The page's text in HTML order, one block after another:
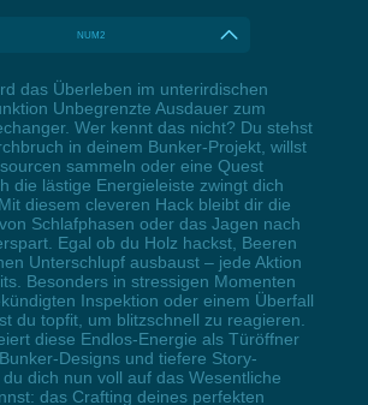
NUM2
das Überleben im unterirdischen
Unbegrenzte Ausdauer zum
Wer kennt das nicht? Du stehst
in deinem Bunker-Projekt, willst
sammeln oder eine Quest
die lästige Energieleiste zwingt dich
diesem cleveren Hack bleibt dir die
Schlafphasen oder das Jagen nach
Egal ob du Holz hackst, Beeren
Unterschlupf ausbaust – jede Aktion
Besonders in stressigen Momenten
Inspektion oder einem Überfall
du topfit, um blitzschnell zu reagieren.
diese Endlos-Energie als Türöffner
Designs und tiefere Story-
dich nun voll auf das Wesentliche
das Crafting deines perfekten